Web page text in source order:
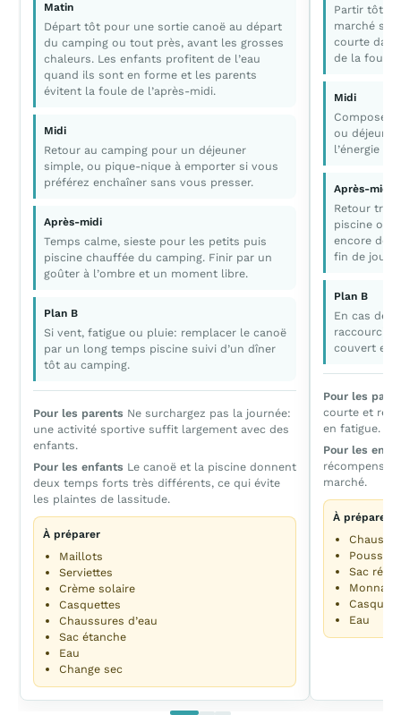
Matin
Départ tôt pour une sortie canoë au départ
du camping ou tout près, avant les grosses
chaleurs. Les enfants profitent de l’eau
quand ils sont en forme et les parents
évitent la foule de l’après-midi.
Midi
Retour au camping pour un déjeuner
simple, ou pique-nique à emporter si vous
préférez enchaîner sans vous presser.
Après-midi
Temps calme, sieste pour les petits puis
piscine chauffée du camping. Finir par un
goûter à l’ombre et un moment libre.
Plan B
Si vent, fatigue ou pluie: remplacer le canoë
par un long temps piscine suivi d’un dîner
tôt au camping.
Pour les parents Ne surchargez pas la journée:
une activité sportive suffit largement avec des
enfants.
Pour les enfants Le canoë et la piscine donnent
deux temps forts très différents, ce qui évite
les plaintes de lassitude.
À préparer
Maillots
Serviettes
Crème solaire
Casquettes
Chaussures d’eau
Sac étanche
Eau
Change sec
Partir tôt
marché si
courte
de la foule
Midi
Composer
ou
l’énergie
Après-midi
Retour
piscine ou
encore de
fin de
Plan B
En cas de
raccourcir
couvert et
Pour les
courte et
en fatigue.
Pour les
récompense:
marché.
À préparer
Sac
Monnaie
Eau